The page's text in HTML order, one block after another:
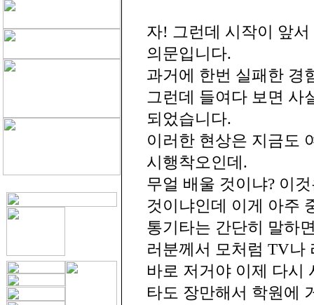
자! 그런데 시작이 앞
의문입니다.
과거에 한번 실패한 경
그런데 들여다 보면 사
되었습니다.
이러한 현상은 지금도
시행착오인데.
무얼 배울 것이냐? 이
것이냐인데 이게 아주
통기타는 간단히 말하
러분께서 모처럼 TV나
바로 저거야 이제 다시
타도 장만해서 학원에